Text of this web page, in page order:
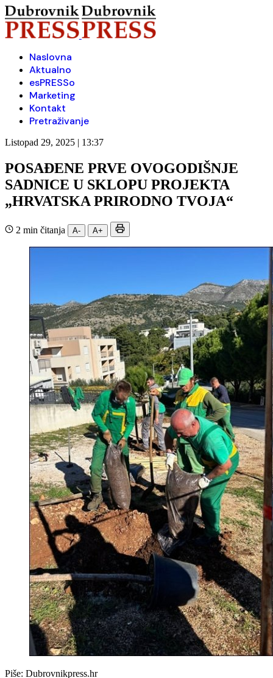
Naslovna
Aktualno
esPRESSo
Marketing
Kontakt
Pretraživanje
Listopad 29, 2025 | 13:37
POSAĐENE PRVE OVOGODIŠNJE
SADNICE U SKLOPU PROJEKTA
„HRVATSKA PRIRODNO TVOJA“
2 min čitanja A- A+
Piše: Dubrovnikpress.hr